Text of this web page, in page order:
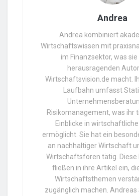
Andrea
Andrea kombiniert
Wirtschaftswissen mit
im Finanzsektor, was
herausragenden
Wirtschaftsvision.de macht.
Laufbahn umfasst
Risikomanagement, was ihr
Einblicke in
ermöglicht. Sie hat ein
an nachhaltiger Wirtschaft
Wirtschaftsforen tätig. Diese
fließen in ihre Artikel ein,
Wirtschaftsthemen
zugänglich machen. Andreas